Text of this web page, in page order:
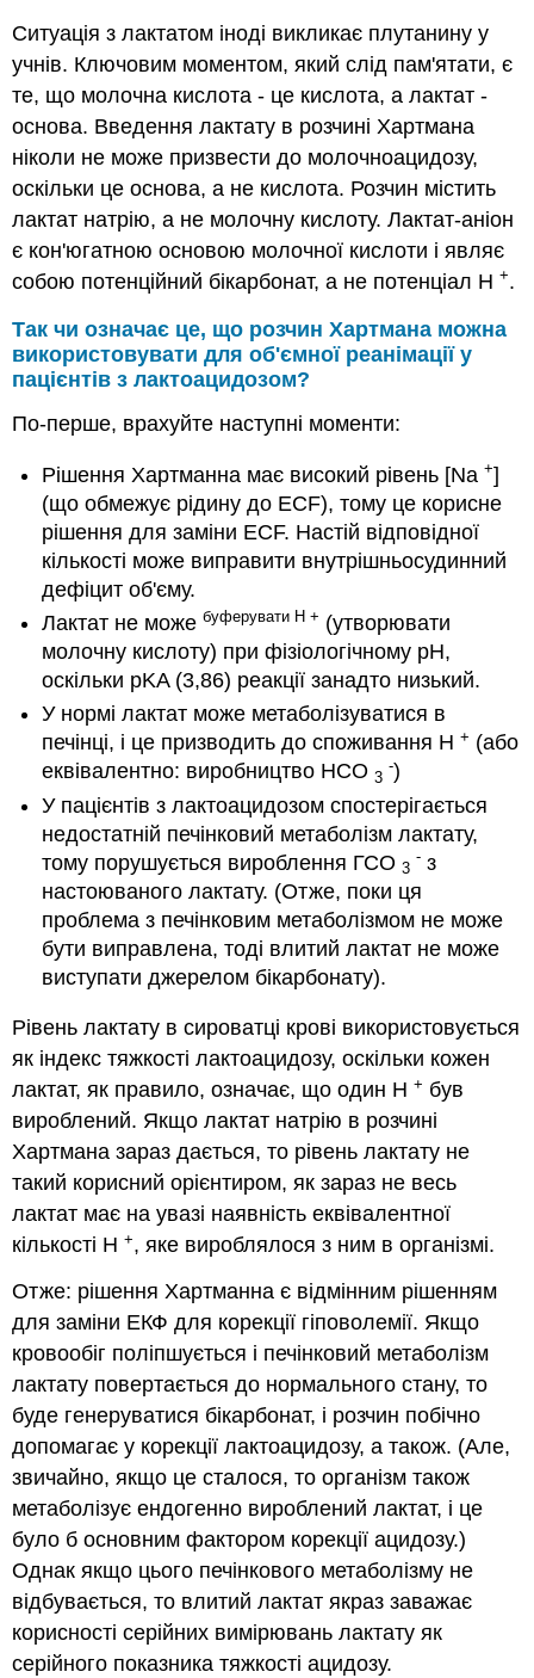
Ситуація з лактатом іноді викликає плутанину у
учнів. Ключовим моментом, який слід пам'ятати, є
те, що молочна кислота - це кислота, а лактат -
основа. Введення лактату в розчині Хартмана
ніколи не може призвести до молочноацидозу,
оскільки це основа, а не кислота. Розчин містить
лактат натрію, а не молочну кислоту. Лактат-аніон
є кон'югатною основою молочної кислоти і являє
собою потенційний бікарбонат, а не потенціал Н+.
Так чи означає це, що розчин Хартмана можна
використовувати для об'ємної реанімації у
пацієнтів з лактоацидозом?
По-перше, врахуйте наступні моменти:
Рішення Хартманна має високий рівень [Na+]
(що обмежує рідину до ECF), тому це корисне
рішення для заміни ECF. Настій відповідної
кількості може виправити внутрішньосудинний
дефіцит об'єму.
Лактат не можебуферувати Н + (утворювати
молочну кислоту) при фізіологічному рН,
оскільки pKA (3,86) реакції занадто низький.
У нормі лактат може метаболізуватися в
печінці, і це призводить до споживання Н+ (або
еквівалентно: виробництво HCO3
-)
У пацієнтів з лактоацидозом спостерігається
недостатній печінковий метаболізм лактату,
тому порушується вироблення ГСО3
- з
настоюваного лактату. (Отже, поки ця
проблема з печінковим метаболізмом не може
бути виправлена, тоді влитий лактат не може
виступати джерелом бікарбонату).
Рівень лактату в сироватці крові використовується
як індекс тяжкості лактоацидозу, оскільки кожен
лактат, як правило, означає, що один Н+ був
вироблений. Якщо лактат натрію в розчині
Хартмана зараз дається, то рівень лактату не
такий корисний орієнтиром, як зараз не весь
лактат має на увазі наявність еквівалентної
кількості Н+, яке вироблялося з ним в організмі.
Отже: рішення Хартманна є відмінним рішенням
для заміни ЕКФ для корекції гіповолемії. Якщо
кровообіг поліпшується і печінковий метаболізм
лактату повертається до нормального стану, то
буде генеруватися бікарбонат, і розчин побічно
допомагає у корекції лактоацидозу, а також. (Але,
звичайно, якщо це сталося, то організм також
метаболізує ендогенно вироблений лактат, і це
було б основним фактором корекції ацидозу.)
Однак якщо цього печінкового метаболізму не
відбувається, то влитий лактат якраз заважає
корисності серійних вимірювань лактату як
серійного показника тяжкості ацидозу.